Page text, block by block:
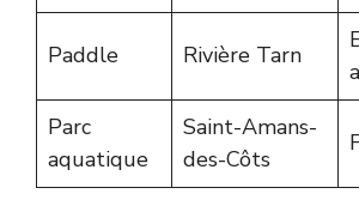
Paddle Rivière Tarn
Parc
aquatique
Saint-Amans-
des-Côts